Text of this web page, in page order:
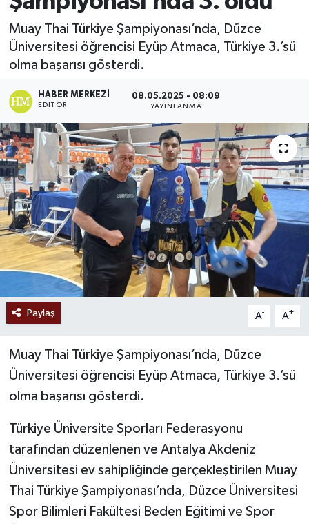
Muay Thai Türkiye Şampiyonası’nda, Düzce
Üniversitesi öğrencisi Eyüp Atmaca, Türkiye 3.’sü
olma başarısı gösterdi.
HABER MERKEZI
EDITÖR
08.05.2025 - 08:09
YAYINLANMA
Paylaş A- A+
Muay Thai Türkiye Şampiyonası’nda, Düzce
Üniversitesi öğrencisi Eyüp Atmaca, Türkiye 3.’sü
olma başarısı gösterdi.
Türkiye Üniversite Sporları Federasyonu
tarafından düzenlenen ve Antalya Akdeniz
Üniversitesi ev sahipliğinde gerçekleştirilen Muay
Thai Türkiye Şampiyonası’nda, Düzce Üniversitesi
Spor Bilimleri Fakültesi Beden Eğitimi ve Spor
Ekonomi
Sağlık
Tokat Haber